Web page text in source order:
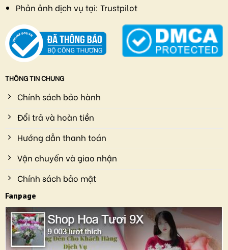
Phản ảnh dịch vụ tại: Trustpilot
THÔNG TIN CHUNG
Chính sách bảo hành
Đổi trả và hoàn tiền
Hướng dẫn thanh toán
Vận chuyển và giao nhận
Chính sách bảo mật
Fanpage